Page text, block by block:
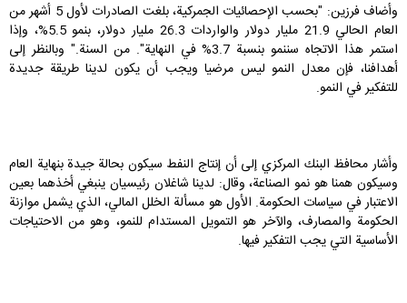
وأضاف فرزين: "بحسب الإحصائيات الجمركية، بلغت الصادرات لأول 5 أشهر من
العام الحالي 21.9 مليار دولار والواردات 26.3 مليار دولار، بنمو 5.5%، وإذا
استمر هذا الاتجاه سننمو بنسبة 3.7% في النهاية". من السنة." وبالنظر إلى
أهدافنا، فإن معدل النمو ليس مرضيا ويجب أن يكون لدينا طريقة جديدة
للتفكير في النمو.
وأشار محافظ البنك المركزي إلى أن إنتاج النفط سيكون بحالة جيدة بنهاية العام
وسيكون همنا هو نمو الصناعة، وقال: لدينا شاغلان رئيسيان ينبغي أخذهما بعين
الاعتبار في سياسات الحكومة. الأول هو مسألة الخلل المالي، الذي يشمل موازنة
الحكومة والمصارف، والآخر هو التمويل المستدام للنمو، وهو من الاحتياجات
الأساسية التي يجب التفكير فيها.